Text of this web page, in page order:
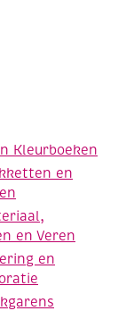
Kleurboeken
en
en Veren
en